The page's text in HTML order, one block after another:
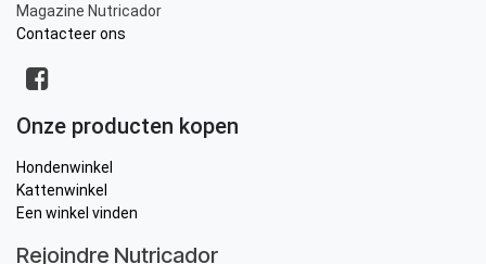
Magazine Nutricador
Contacteer ons
Onze producten kopen
Hondenwinkel
Kattenwinkel
Een winkel vinden
Rejoindre Nutricador